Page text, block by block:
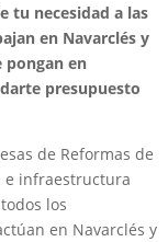
tu necesidad a las
en Navarclés y
pongan en
presupuesto
de Reformas de
e infraestructura
los
en Navarclés y